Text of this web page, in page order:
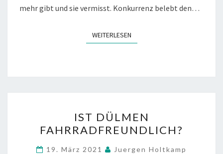
mehr gibt und sie vermisst. Konkurrenz belebt den…
WEITERLESENWEITERLESEN
DÜLMEN
FAHRRADFREUNDLICH?
IST DÜLMEN
FAHRRADFREUNDLICH?
19. März 2021 Juergen Holtkamp